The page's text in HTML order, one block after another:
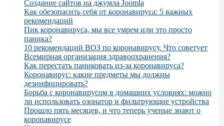
Создание сайтов на джумла Joomla
Как обезопасить себя от коронавируса: 5 важных
рекомендаций
Пик коронавируса, мы все умрем или это просто
паника?
10 рекомендаций ВОЗ по коронавирусу. Что советует
Всемирная организация здравоохранения?
Как перестать паниковать из-за коронавируса?
Коронавирус: какие предметы мы должны
дезинфицировать?
Борьба с коронавирусом в домашних условиях: можно
ли использовать озонатор и фильтрующие устройства
Прошло пять месяцев, и что теперь ученые знают о
коронавирусе